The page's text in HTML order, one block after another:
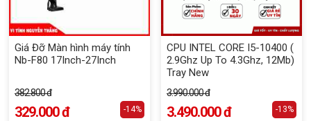
Giá Đỡ Màn hình máy tính
Nb-F80 17Inch-27Inch
382.800 đ
329.000 đ -14%
CPU INTEL CORE I5-10400 (
2.9Ghz Up To 4.3Ghz, 12Mb)
Tray New
3.990.000 đ
3.490.000 đ -13%